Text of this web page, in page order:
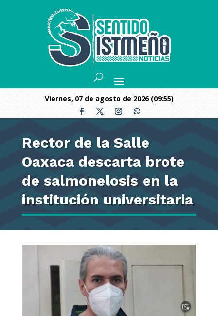
viernes, 07 de agosto de 2026 (09:55)
Rector de la Salle
Oaxaca descarta brote
de salmonelosis en la
institución universitaria